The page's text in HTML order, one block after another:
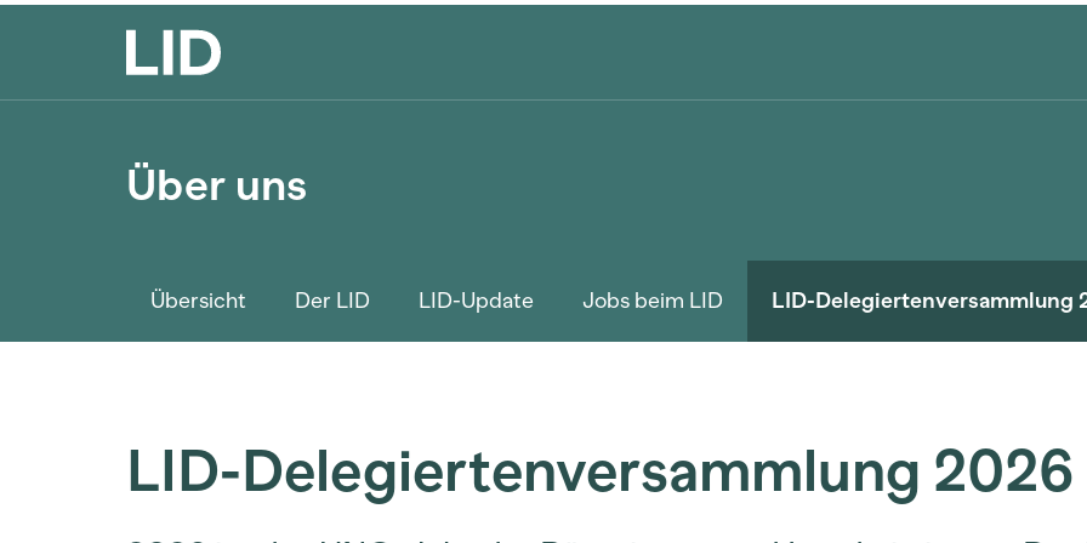
Über uns
Übersicht Der LID LID-Update Jobs beim LID LID-Delegiertenversammlung
LID-Delegiertenversammlung 2026